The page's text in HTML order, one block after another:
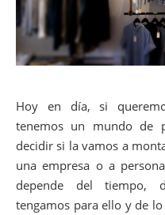
Hoy en día, si
tenemos un mundo de
decidir si la vamos a
una empresa o a
depende del tiempo,
tengamos para ello y de